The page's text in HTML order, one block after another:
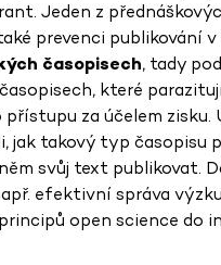
Jeden z
prevenci publikování
časopisech, tady
které
za účelem zisku.
jak takový typ časopisu
svůj text publikovat.
efektivní správa
open science do